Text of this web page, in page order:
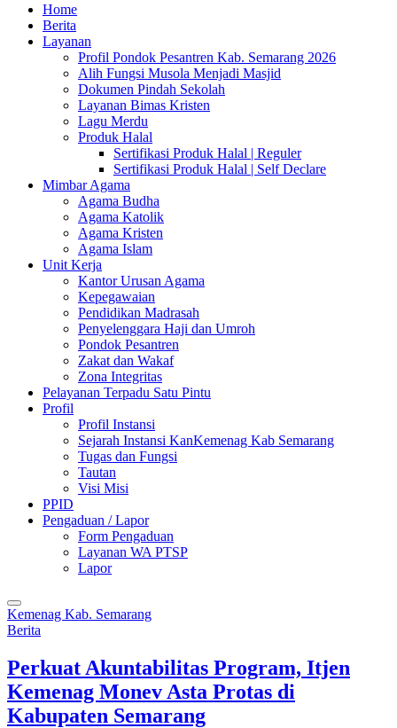
Home
Berita
Layanan
Profil Pondok Pesantren Kab. Semarang 2026
Alih Fungsi Musola Menjadi Masjid
Dokumen Pindah Sekolah
Layanan Bimas Kristen
Lagu Merdu
Produk Halal
Sertifikasi Produk Halal | Reguler
Sertifikasi Produk Halal | Self Declare
Mimbar Agama
Agama Budha
Agama Katolik
Agama Kristen
Agama Islam
Unit Kerja
Kantor Urusan Agama
Kepegawaian
Pendidikan Madrasah
Penyelenggara Haji dan Umroh
Pondok Pesantren
Zakat dan Wakaf
Zona Integritas
Pelayanan Terpadu Satu Pintu
Profil
Profil Instansi
Sejarah Instansi KanKemenag Kab Semarang
Tugas dan Fungsi
Tautan
Visi Misi
PPID
Pengaduan / Lapor
Form Pengaduan
Layanan WA PTSP
Lapor
Kemenag Kab. Semarang
Berita
Perkuat Akuntabilitas Program, Itjen
Kemenag Monev Asta Protas di
Kabupaten Semarang